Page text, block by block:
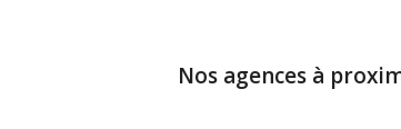
Nos agences à